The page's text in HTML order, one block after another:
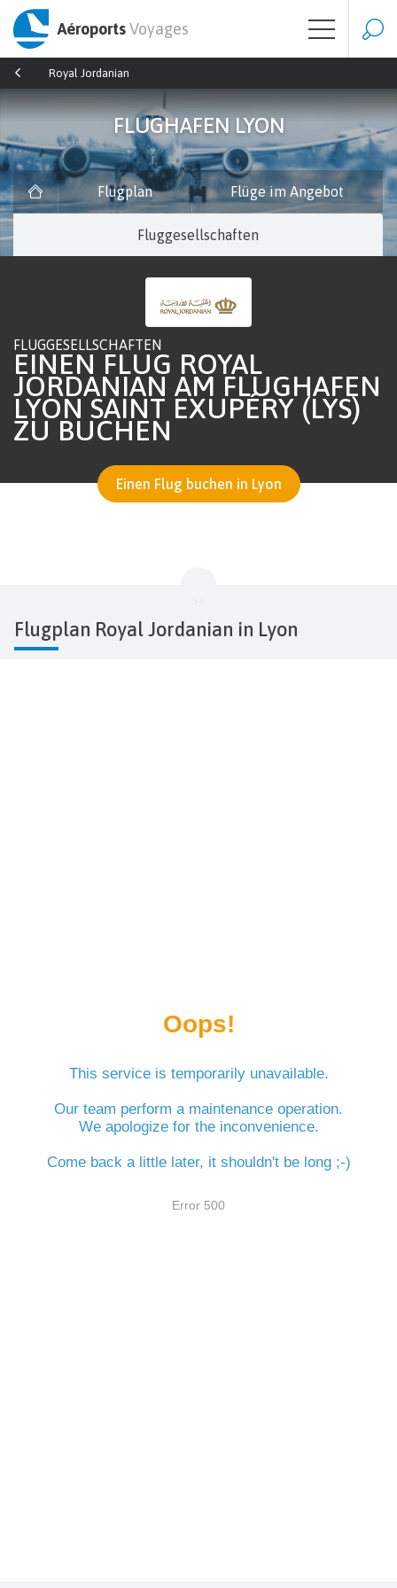
AéroportsVoyages
Royal Jordanian
FLUGHAFEN LYON
Flugplan Flüge im Angebot
Fluggesellschaften
FLUGGESELLSCHAFTEN
EINEN FLUG ROYAL
JORDANIAN AM FLUGHAFEN
LYON SAINT EXUPÉRY (LYS)
ZU BUCHEN
Einen Flug buchen in Lyon
Flugplan Royal Jordanian in Lyon